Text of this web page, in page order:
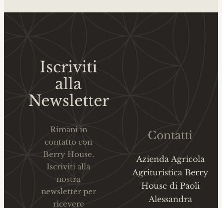
Iscriviti
alla
Newsletter
Rimani in
contatto con
Berry House.
Iscriviti alla
nostra
newsletter per
ricevere
Contatti
Azienda Agricola
Agrituristica Berry
House di Paoli
Alessandra